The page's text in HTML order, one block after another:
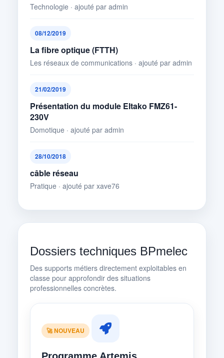
Technologie · ajouté par admin
08/12/2019
La fibre optique (FTTH)
Les réseaux de communications · ajouté par admin
21/02/2019
Présentation du module Eltako FMZ61-
230V
Domotique · ajouté par admin
28/10/2018
câble réseau
Pratique · ajouté par xave76
Dossiers techniques BPmelec
Des supports métiers directement exploitables en
classe pour approfondir des situations
professionnelles concrètes.
🚀 NOUVEAU